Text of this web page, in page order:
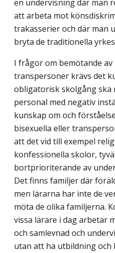
en undervisning där man
att arbeta mot
trakasserier och där man
bryta de traditionella
I frågor om bemötande
transpersoner krävs det
obligatorisk skolgång ska
personal med negativ
kunskap om och
bisexuella eller
att det vid till exempel
konfessionella skolor,
bortprioriterande av
Det finns familjer där
men lärarna har inte de
möta de olika familjerna.
vissa lärare i dag arbetar
och samlevnad och
utan att ha utbildning